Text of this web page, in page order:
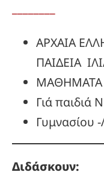
ΑΡΧΑΙΑ
ΠΑΙΔΕΙΑ
ΜΑΘΗΜΑΤΑ
Γιά παιδιά
Γυμνασίου
Διδάσκουν: